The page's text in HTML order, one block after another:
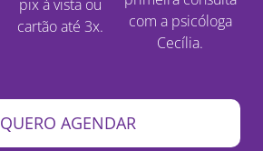
pix à vista ou
cartão até 3x.
com a psicóloga
Cecília.
QUERO AGENDAR